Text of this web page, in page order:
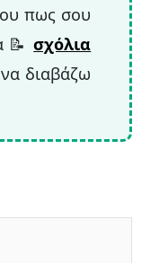
πως σου
📝σχόλια
διαβάζω